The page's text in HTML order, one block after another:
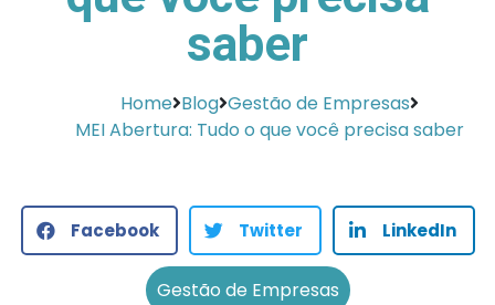
saber
Home Blog Gestão de Empresas
MEI Abertura: Tudo o que você precisa saber
Facebook Twitter LinkedIn
Gestão de Empresas